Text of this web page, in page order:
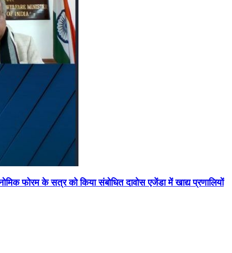
फोरम के सत्र को किया संबोधित दावोस एजेंडा में खाद्य प्रणालियों